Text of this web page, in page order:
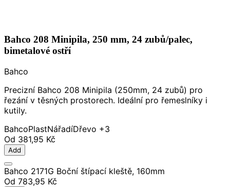
Bahco 208 Minipila, 250 mm, 24 zubů/palec,
bimetalové ostří
Bahco
Precizní Bahco 208 Minipila (250mm, 24 zubů) pro
řezání v těsných prostorech. Ideální pro řemeslníky i
kutily.
BahcoPlastNářadíDřevo +3
Od 381,95 Kč
Add
Bahco 2171G Boční štípací kleště, 160mm
Od 783,95 Kč